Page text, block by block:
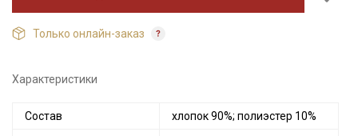
Только онлайн-заказ
Характеристики
Состав хлопок 90%; полиэстер 10%